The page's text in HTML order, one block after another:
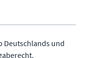
Deutschlands und